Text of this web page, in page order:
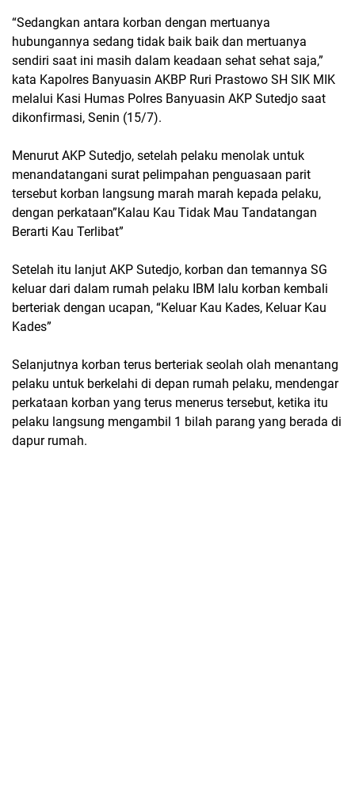
“Sedangkan antara korban dengan mertuanya
hubungannya sedang tidak baik baik dan mertuanya
sendiri saat ini masih dalam keadaan sehat sehat saja,”
kata Kapolres Banyuasin AKBP Ruri Prastowo SH SIK MIK
melalui Kasi Humas Polres Banyuasin AKP Sutedjo saat
dikonfirmasi, Senin (15/7).
Menurut AKP Sutedjo, setelah pelaku menolak untuk
menandatangani surat pelimpahan penguasaan parit
tersebut korban langsung marah marah kepada pelaku,
dengan perkataan”Kalau Kau Tidak Mau Tandatangan
Berarti Kau Terlibat”
Setelah itu lanjut AKP Sutedjo, korban dan temannya SG
keluar dari dalam rumah pelaku IBM lalu korban kembali
berteriak dengan ucapan, “Keluar Kau Kades, Keluar Kau
Kades”
Selanjutnya korban terus berteriak seolah olah menantang
pelaku untuk berkelahi di depan rumah pelaku, mendengar
perkataan korban yang terus menerus tersebut, ketika itu
pelaku langsung mengambil 1 bilah parang yang berada di
dapur rumah.